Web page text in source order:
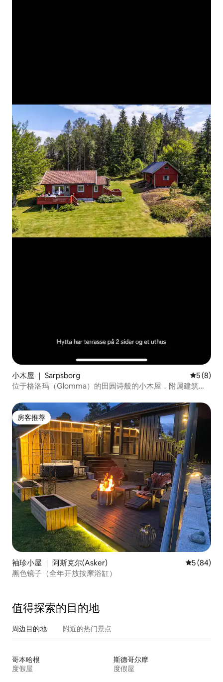
小木屋 ｜ Sarpsborg 平均评分
5 (8)
位于格洛玛（Glomma）的田园诗般的小木屋，附属建筑中
房客推荐
房客推荐
袖珍小屋 ｜ 阿斯克尔(Asker) 平均评分
5 (84)
黑色镜子（全年开放按摩浴缸）
值得探索的目的地
周边目的地 附近的热门景点
哥本哈根
度假屋
斯德哥尔摩
度假屋